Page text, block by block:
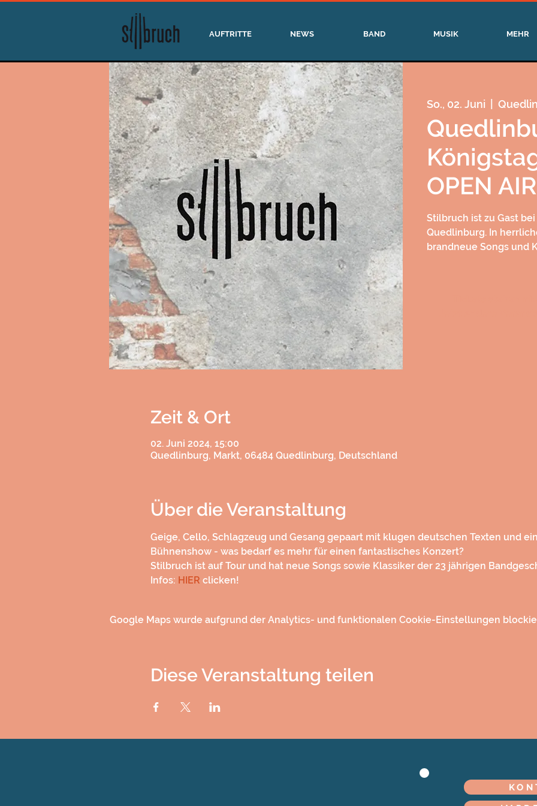
AUFTRITTE NEWS BAND MUSIK MEHR
So., 02. Juni
OPEN AIR
Stilbruch ist zu Gast
Quedlinburg. In
brandneue Songs und
Zeit & Ort
02. Juni 2024, 15:00
Quedlinburg, Markt, 06484 Quedlinburg, Deutschland
Über die Veranstaltung
Geige, Cello, Schlagzeug und Gesang gepaart mit klugen deutschen Texten und
Bühnenshow - was bedarf es mehr für einen fantastisches Konzert?
Stilbruch ist auf Tour und hat neue Songs sowie Klassiker der 23 jährigen
Infos: HIER clicken!
Google Maps wurde aufgrund der Analytics- und funktionalen Cookie-Einstellungen
Diese Veranstaltung teilen